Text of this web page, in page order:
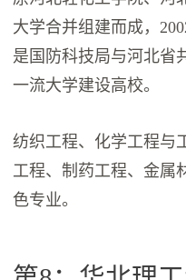
大学合并组建而成，
是国防科技局与河北省
一流大学建设高校。
纺织工程、化学工程与
工程、制药工程、金属
色专业。